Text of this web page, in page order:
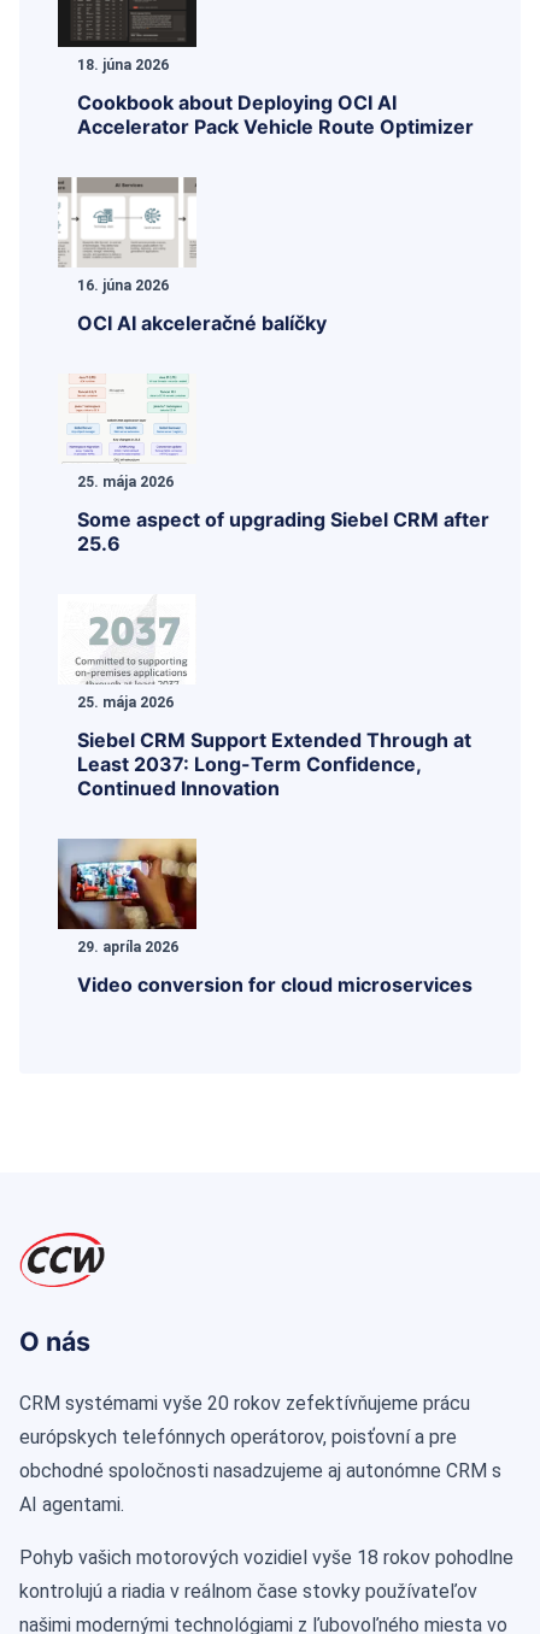
18. júna 2026
Cookbook about Deploying OCI AI
Accelerator Pack Vehicle Route Optimizer
16. júna 2026
OCI AI akceleračné balíčky
25. mája 2026
Some aspect of upgrading Siebel CRM after
25.6
25. mája 2026
Siebel CRM Support Extended Through at
Least 2037: Long-Term Confidence,
Continued Innovation
29. apríla 2026
Video conversion for cloud microservices
O nás
CRM systémami vyše 20 rokov zefektívňujeme prácu
európskych telefónnych operátorov, poisťovní a pre
obchodné spoločnosti nasadzujeme aj autonómne CRM s
AI agentami.
Pohyb vašich motorových vozidiel vyše 18 rokov pohodlne
kontrolujú a riadia v reálnom čase stovky používateľov
našimi modernými technológiami z ľubovoľného miesta vo